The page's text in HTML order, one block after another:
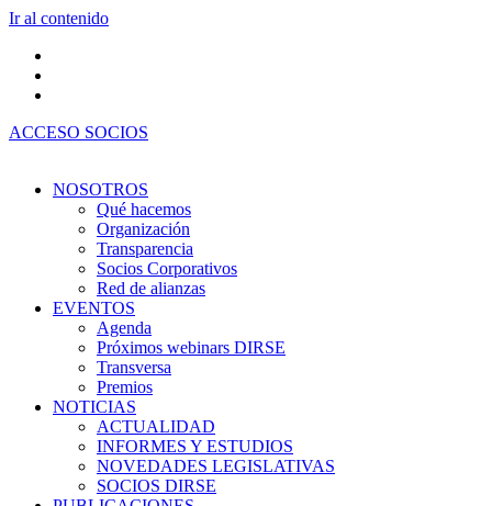
Ir al contenido
ACCESO SOCIOS
NOSOTROS
Qué hacemos
Organización
Transparencia
Socios Corporativos
Red de alianzas
EVENTOS
Agenda
Próximos webinars DIRSE
Transversa
Premios
NOTICIAS
ACTUALIDAD
INFORMES Y ESTUDIOS
NOVEDADES LEGISLATIVAS
SOCIOS DIRSE